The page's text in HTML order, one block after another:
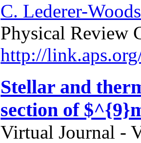
C. Lederer-
Physical Review
http://
Stellar and
section of
Virtual Journal -